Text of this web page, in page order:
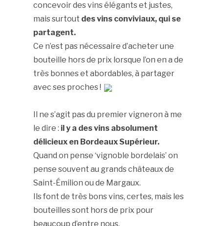
concevoir des vins élégants et justes,
mais surtout des vins conviviaux, qui se
partagent.
Ce n’est pas nécessaire d’acheter une
bouteille hors de prix lorsque l’on en a de
très bonnes et abordables, à partager
avec ses proches !
Il ne s’agit pas du premier vigneron à me
le dire : il y a des vins absolument
délicieux en Bordeaux Supérieur.
Quand on pense ‘vignoble bordelais’ on
pense souvent au grands châteaux de
Saint-Émilion ou de Margaux.
Ils font de très bons vins, certes, mais les
bouteilles sont hors de prix pour
beaucoup d’entre nous.